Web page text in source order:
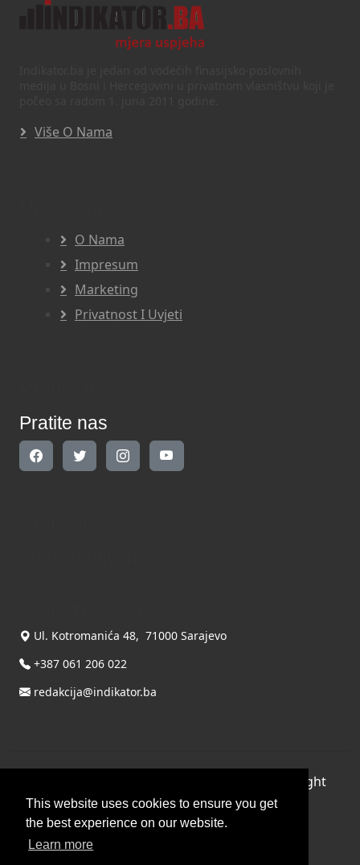
This website uses cookies to ensure you get
the best experience on our website.
Learn more
Više O Nama
O Nama
Impresum
Marketing
Privatnost I Uvjeti
Pratite nas
Ul. Kotromanića 48, 71000 Sarajevo
+387 061 206 022
redakcija@indikator.ba
, All Right
Reserved.
Terms Of Use|Privacy Statement
Powered by THYME SYSTEMS doo